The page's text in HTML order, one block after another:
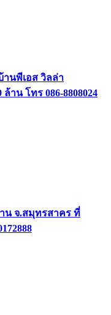
านพีเอส วิลล่า
าน โทร 086-8808024
น จ.สมุทรสาคร ที่